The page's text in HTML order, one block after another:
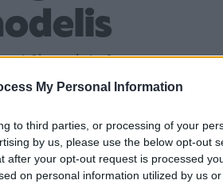
My Personal Information
to third parties, or processing of your
by us, please use the below opt-out
after your opt-out request is processed
on personal information utilized by us
vairāk mērķtiecīgu un uz
klātienes vidusskolai.
jau populārs izglītības